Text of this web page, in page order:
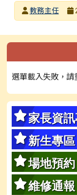
發布者
教務主任
左邊區域內容
選單載入失敗，請
家長資
新生專區
場地預約
維修通報